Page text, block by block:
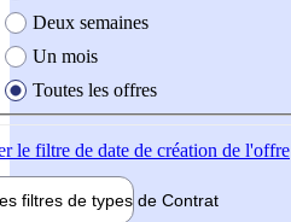
Deux semaines
Un mois
Toutes les offres
le filtre de date de création de l'offre
filtres de types de Contrat